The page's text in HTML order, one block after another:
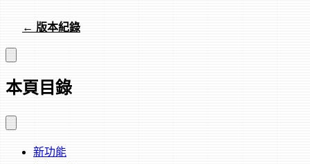
← 版本紀錄
本頁目錄
新功能